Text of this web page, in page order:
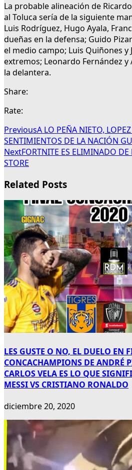
La probable alineación de
al Toluca sería de la siguiente
Luis Rodríguez, Hugo Ayala,
dueñas en la defensa; Guido
el medio campo; Luis Quiñones y
extremos; Leonardo Fernández y
la delantera.
Share:
Rate:
PreviousA LO PEÑA NIETO,
SENTIMIENTOS DE LA NACIÓN
NextFORTNITE ES ELIMINADO DE
STORE
Related Posts
LES GUSTE O NO, EL DUELO EN
CONCACHAMPIONS DE ANDRÉ
CARLOS VELA ES LO QUE
MESSI VS CRISTIANO RONALDO
diciembre 20, 2020